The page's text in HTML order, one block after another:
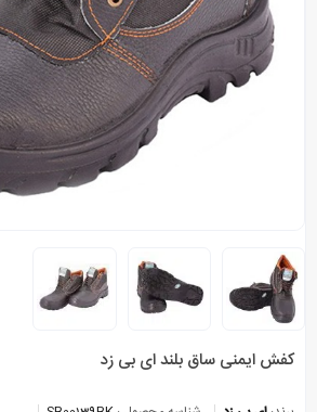
کفش ایمنی ساق بلند ای بی زد